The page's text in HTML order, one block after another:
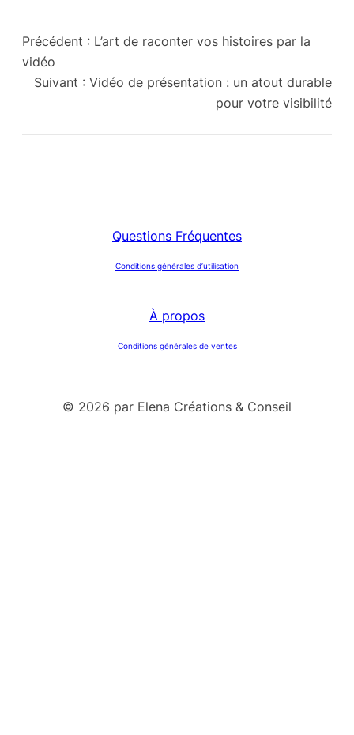
Précédent : L’art de raconter vos histoires par la
vidéo
Suivant : Vidéo de présentation : un atout durable
pour votre visibilité
Questions Fréquentes
Conditions générales d’utilisation
À propos
Conditions générales de ventes
© 2026 par Elena Créations & Conseil